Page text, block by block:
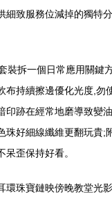
細致服務位減掉的獨特
裝拆一個日常應用關鍵
布持續擦邊優化光度,勿
印跡在經常地磨導致變
珠好細線纖維更翻玩貴;
歪保持好看。
環珠寶鏈映傍晚教堂光